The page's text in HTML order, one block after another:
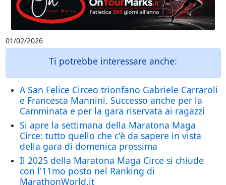
01/02/2026
Ti potrebbe interessare anche:
A San Felice Circeo trionfano Gabriele Carraroli
e Francesca Mannini. Successo anche per la
Camminata e per la gara riservata ai ragazzi
Si apre la settimana della Maratona Maga
Circe: tutto quello che c'è da sapere in vista
della gara di domenica prossima
Il 2025 della Maratona Maga Circe si chiude
con l'11mo posto nel Ranking di
MarathonWorld.it